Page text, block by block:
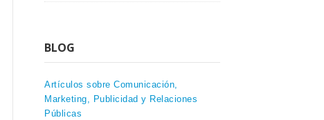
BLOG
Artículos sobre Comunicación,
Marketing, Publicidad y Relaciones
Públicas